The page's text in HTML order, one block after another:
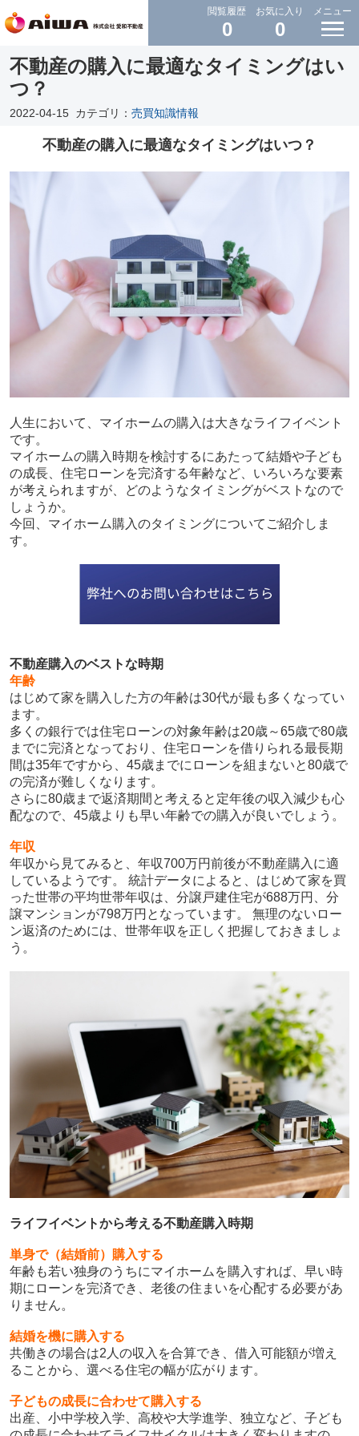
閲覧履歴
0
お気に入り
0
メニュー
不動産の購入に最適なタイミングはい
つ？
2022-04-15 カテゴリ： 売買知識情報
不動産の購入に最適なタイミングはいつ？
人生において、マイホームの購入は大きなライフイベント
です。
マイホームの購入時期を検討するにあたって結婚や子ども
の成長、住宅ローンを完済する年齢など、いろいろな要素
が考えられますが、どのようなタイミングがベストなので
しょうか。
今回、マイホーム購入のタイミングについてご紹介しま
す。
不動産購入のベストな時期
年齢
はじめて家を購入した方の年齢は30代が最も多くなってい
ます。
多くの銀行では住宅ローンの対象年齢は20歳～65歳で80歳
までに完済となっており、住宅ローンを借りられる最長期
間は35年ですから、45歳までにローンを組まないと80歳で
の完済が難しくなります。
さらに80歳まで返済期間と考えると定年後の収入減少も心
配なので、45歳よりも早い年齢での購入が良いでしょう。
年収
年収から見てみると、年収700万円前後が不動産購入に適
しているようです。 統計データによると、はじめて家を買
った世帯の平均世帯年収は、分譲戸建住宅が688万円、分
譲マンションが798万円となっています。 無理のないロー
ン返済のためには、世帯年収を正しく把握しておきましょ
う。
ライフイベントから考える不動産購入時期
単身で（結婚前）購入する
年齢も若い独身のうちにマイホームを購入すれば、早い時
期にローンを完済でき、老後の住まいを心配する必要があ
りません。
結婚を機に購入する
共働きの場合は2人の収入を合算でき、借入可能額が増え
ることから、選べる住宅の幅が広がります。
子どもの成長に合わせて購入する
出産、小中学校入学、高校や大学進学、独立など、子ども